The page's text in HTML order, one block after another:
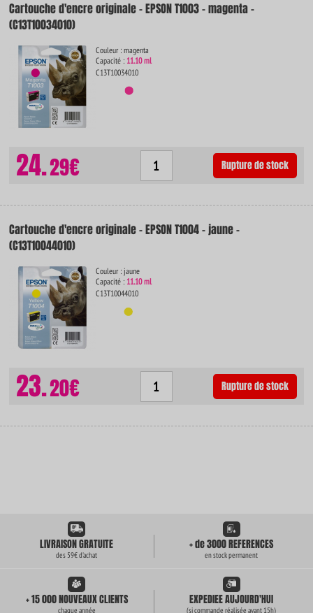
Cartouche d'encre originale - EPSON T1003 - magenta -
(C13T10034010)
Couleur : magenta
Capacité : 11.10 ml
C13T10034010
24.29€ Rupture de stock
Cartouche d'encre originale - EPSON T1004 - jaune -
(C13T10044010)
Couleur : jaune
Capacité : 11.10 ml
C13T10044010
23.20€ Rupture de stock
LIVRAISON GRATUITE
des 59€ d'achat
+ de 3000 REFERENCES
en stock permanent
+ 15 000 NOUVEAUX CLIENTS
chaque année
EXPEDIEE AUJOURD'HUI
(si commande réalisée avant 15h)